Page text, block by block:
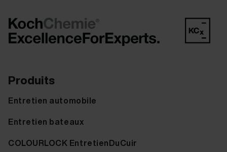
Produits
Entretien automobile
Entretien bateaux
COLOURLOCK EntretienDuCuir